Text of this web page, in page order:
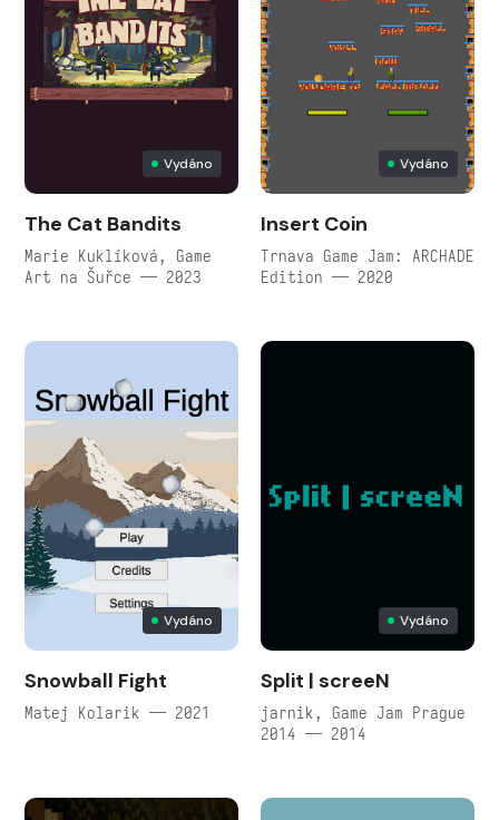
Vydáno
The Cat Bandits
Marie Kuklíková, Game
Art na Šuřce — 2023
Vydáno
Insert Coin
Trnava Game Jam: ARCHADE
Edition — 2020
Vydáno
Snowball Fight
Matej Kolarik — 2021
Vydáno
Split | screeN
jarnik, Game Jam Prague
2014 — 2014